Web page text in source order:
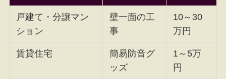
戸建て・分譲マン
ション
壁一面の工
事
10～30
万円
賃貸住宅
簡易防音グ
ッズ
1～5万
円